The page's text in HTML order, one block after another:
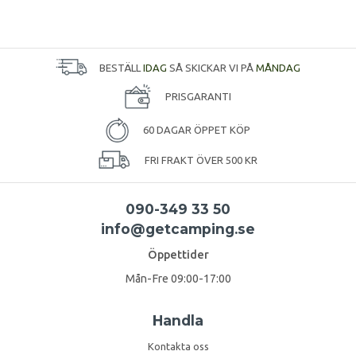
BESTÄLL IDAG SÅ SKICKAR VI PÅ MÅNDAG
PRISGARANTI
60 DAGAR ÖPPET KÖP
FRI FRAKT ÖVER 500 KR
090-349 33 50
info@getcamping.se
Öppettider
Mån-Fre 09:00-17:00
Handla
Kontakta oss